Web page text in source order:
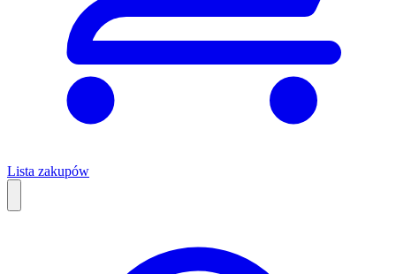
Lista zakupów